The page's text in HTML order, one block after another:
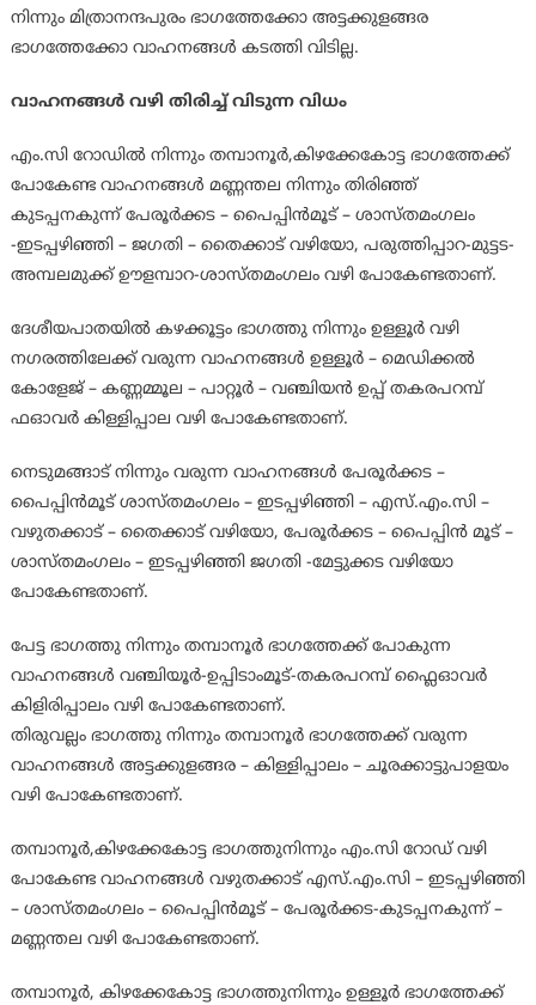
നിന്നും മിത്രാനന്ദപുരം ഭാഗത്തേക്കോ അട്ടക്കുളങ്ങര
ഭാഗത്തേക്കോ വാഹനങ്ങൾ കടത്തി വിടില്ല.
വാഹനങ്ങൾ വഴി തിരിച്ച് വിടുന്ന വിധം
എം.സി റോഡിൽ നിന്നും തമ്പാനൂർ,കിഴക്കേകോട്ട ഭാഗത്തേക്ക്
പോകേണ്ട വാഹനങ്ങൾ മണ്ണന്തല നിന്നും തിരിഞ്ഞ്
കുടപ്പനകുന്ന് പേരൂർക്കട – പൈപ്പിൻമൂട് – ശാസ്തമംഗലം
-ഇടപ്പഴിഞ്ഞി – ജഗതി – തൈക്കാട് വഴിയോ, പരുത്തിപ്പാറ-മുട്ടട-
അമ്പലമുക്ക് ഊളമ്പാറ-ശാസ്തമംഗലം വഴി പോകേണ്ടതാണ്.
ദേശീയപാതയിൽ കഴക്കൂട്ടം ഭാഗത്തു നിന്നും ഉള്ളൂർ വഴി
നഗരത്തിലേക്ക് വരുന്ന വാഹനങ്ങൾ ഉള്ളൂർ – മെഡിക്കൽ
കോളേജ് – കണ്ണമ്മൂല – പാറ്റൂർ – വഞ്ചിയൻ ഉപ്പ് തകരപറമ്പ്
ഫഓവർ കിള്ളിപ്പാല വഴി പോകേണ്ടതാണ്.
നെടുമങ്ങാട് നിന്നും വരുന്ന വാഹനങ്ങൾ പേരൂർക്കട –
പൈപ്പിൻമൂട് ശാസ്തമംഗലം – ഇടപ്പഴിഞ്ഞി – എസ്.എം.സി –
വഴുതക്കാട് – തൈക്കാട് വഴിയോ, പേരൂർക്കട – പൈപ്പിൻ മൂട് –
ശാസ്തമംഗലം – ഇടപ്പഴിഞ്ഞി ജഗതി -മേട്ടുക്കട വഴിയോ
പോകേണ്ടതാണ്.
പേട്ട ഭാഗത്തു നിന്നും തമ്പാനൂർ ഭാഗത്തേക്ക് പോകുന്ന
വാഹനങ്ങൾ വഞ്ചിയൂർ-ഉപ്പിടാംമൂട്-തകരപറമ്പ് ഫ്ലൈഓവർ
കിളിരിപ്പാലം വഴി പോകേണ്ടതാണ്.
തിരുവല്ലം ഭാഗത്തു നിന്നും തമ്പാനൂർ ഭാഗത്തേക്ക് വരുന്ന
വാഹനങ്ങൾ അട്ടക്കുളങ്ങര – കിള്ളിപ്പാലം – ചൂരക്കാട്ടുപാളയം
വഴി പോകേണ്ടതാണ്.
തമ്പാനൂർ,കിഴക്കേകോട്ട ഭാഗത്തുനിന്നും എം.സി റോഡ് വഴി
പോകേണ്ട വാഹനങ്ങൾ വഴുതക്കാട് എസ്.എം.സി – ഇടപ്പഴിഞ്ഞി
– ശാസ്തമംഗലം – പൈപ്പിൻമൂട് – പേരൂർക്കട-കുടപ്പനകുന്ന് –
മണ്ണന്തല വഴി പോകേണ്ടതാണ്.
തമ്പാനൂർ, കിഴക്കേകോട്ട ഭാഗത്തുനിന്നും ഉള്ളൂർ ഭാഗത്തേക്ക്